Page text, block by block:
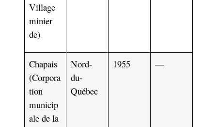
Village
minier
de)
Chapais
(Corpora
tion
municip
ale de la
Nord-
du-
Québec
1955 —